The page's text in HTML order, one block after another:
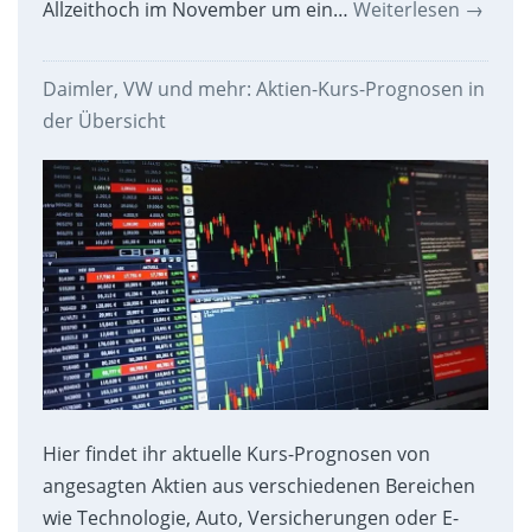
Allzeithoch im November um ein… Weiterlesen →
Daimler, VW und mehr: Aktien-Kurs-Prognosen in
der Übersicht
Hier findet ihr aktuelle Kurs-Prognosen von
angesagten Aktien aus verschiedenen Bereichen
wie Technologie, Auto, Versicherungen oder E-